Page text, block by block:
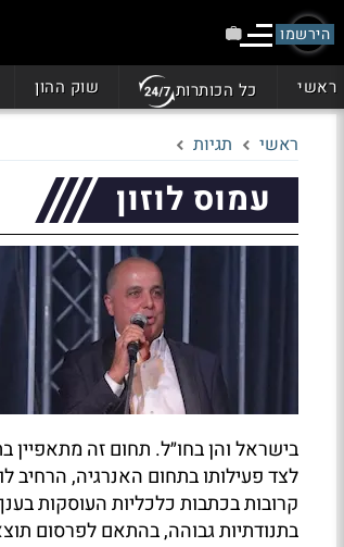
הירשמו
ראשי כל הכותרות שוק ההון
ראשי תגיות
עמוס לוזון
בישראל והן בחו״ל. תחום זה מתאפיין
לצד פעילותו בתחום האנרגיה, הרחיב
קרובות בכתבות כלכליות העוסקות
בתנודתיות גבוהה, בהתאם לפרסום